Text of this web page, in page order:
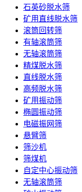
石英砂脱水筛
矿用直线脱水筛
滚筒回转筛
有轴滚筒筛
无轴滚筒筛
精煤脱水筛
直线脱水筛
高频脱水筛
矿用振动筛
椭圆振动筛
电磁振网筛
悬臂筛
筛沙机
筛煤机
自定中心振动筛
无轴滚筒筛